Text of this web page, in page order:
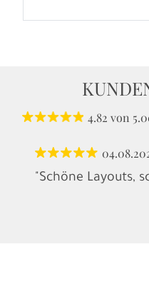
4.82 von
"Schöne Layouts,